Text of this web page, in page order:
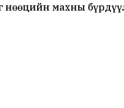
нөөцийн махны